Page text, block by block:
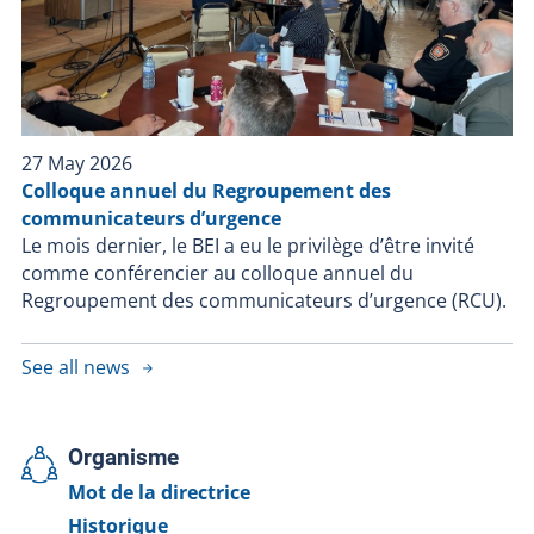
27 May 2026
Colloque annuel du Regroupement des
communicateurs d’urgence
Le mois dernier, le BEI a eu le privilège d’être invité
comme conférencier au colloque annuel du
Regroupement des communicateurs d’urgence (RCU).
See all news
Organisme
Mot de la directrice
Historique